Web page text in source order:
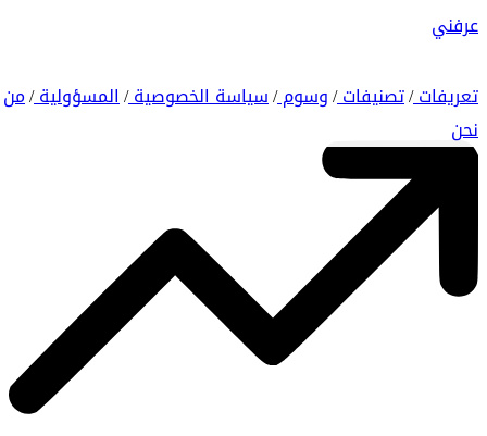
عرفني
تعريفات/ تصنيفات/ وسوم/ سياسة الخصوصية/ المسؤولية/ من
نحن